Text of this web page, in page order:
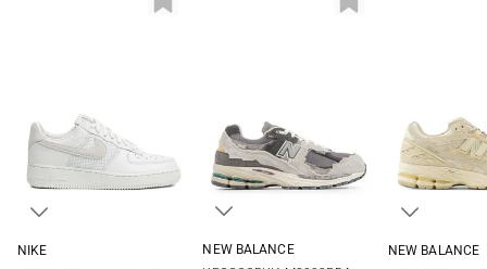
NIKE
NEW BALANCE
NEW BALANCE